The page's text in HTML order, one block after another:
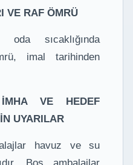
VE RAF ÖMRÜ
oda sıcaklığında
imal tarihinden
VE HEDEF
UYARILAR
havuz ve su